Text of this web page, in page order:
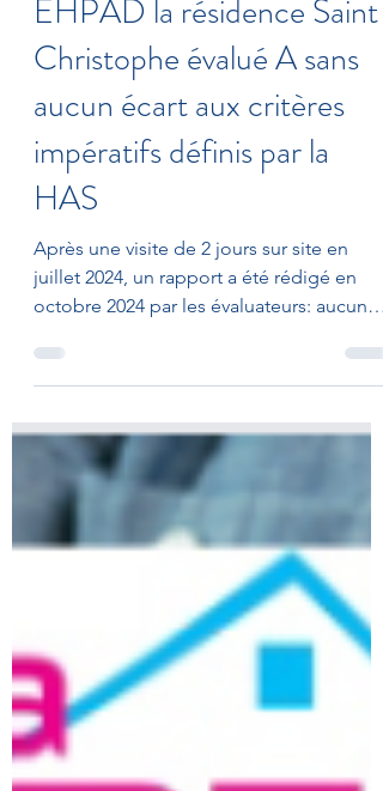
Visite d'évaluation -
EHPAD la résidence Saint
Christophe évalué A sans
aucun écart aux critères
impératifs définis par la
HAS
Après une visite de 2 jours sur site en
octobre 2024 par les évaluateurs: aucun
écart aux 18 critères impératifs définis par
la HAS chapitre 1 La personne
accompagnée: 3,85 / 4 chapitre 2 les
professionnels: 3,89 / 4 chapitre 3 la
gouvernance: 3,97 / 4 Ces résultats ont été
récemment communiqués par la HAS sur
Qualiscope. Ils valorisent une prise en
charge optimisée avec des équipes
investies, qui sont le reflet de notre
engageme